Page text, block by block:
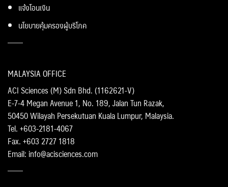
MALAYSIA OFFICE
ACI Sciences (M) Sdn Bhd. (1162621-V)
E-7-4 Megan Avenue 1, No. 189, Jalan Tun Razak,
50450 Wilayah Persekutuan Kuala Lumpur, Malaysia.
Tel. +603-2181-4067
Fax. +603 2727 1818
Email: info@acisciences.com
แจ้งโอนเงิน
นโยบายคุ้มครองผู้บริโภค